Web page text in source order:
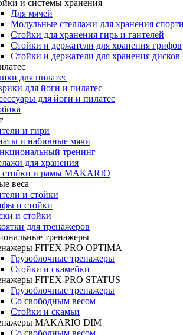
и системы хранения
Для мячей
Модульные стеллажи для хранения
Стойки для хранения гирь и гантелей
Стойки и держатели для хранения грифов
Стойки и держатели для хранения дисков
для пилатес
для йоги и пилатес
для йоги и пилатес
и гири
и набивные мячи
тренинг
для хранения
и рамы MAKARIO
веса
и стойки
и стойки
и стойки
для тренажеров
тренажеры
FITEX PRO OPTIMA
Грузоблочные тренажеры
Стойки и скамейки
FITEX PRO STATUS
Грузоблочные тренажеры
Со свободным весом
Стойки и скамьи
MAKARIO DIM
Со свободным весом